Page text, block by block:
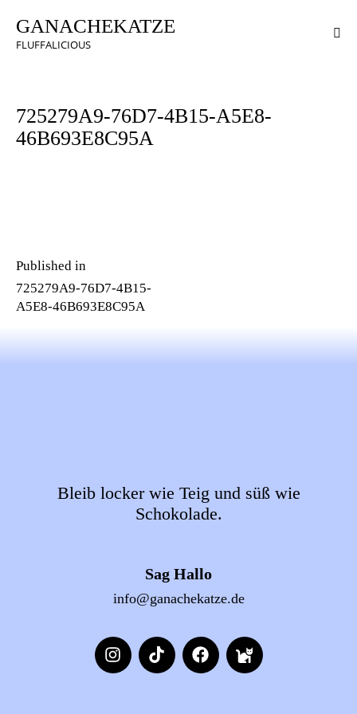
GANACHEKATZE
FLUFFALICIOUS
725279A9-76D7-4B15-A5E8-
46B693E8C95A
Published in
725279A9-76D7-4B15-
A5E8-46B693E8C95A
Bleib locker wie Teig und süß wie
Schokolade.
Sag Hallo
info@ganachekatze.de